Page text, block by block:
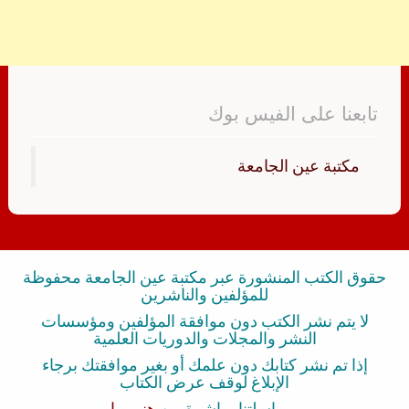
تابعنا على الفيس بوك
‏مكتبة عين الجامعة‏
حقوق الكتب المنشورة عبر مكتبة عين الجامعة محفوظة
للمؤلفين والناشرين
لا يتم نشر الكتب دون موافقة المؤلفين ومؤسسات
النشر والمجلات والدوريات العلمية
إذا تم نشر كتابك دون علمك أو بغير موافقتك برجاء
الإبلاغ لوقف عرض الكتاب